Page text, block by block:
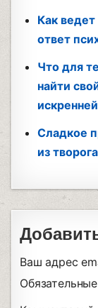
Как
ответ
Что для
найти
искренней
Сладкое
из творога
Ваш адрес